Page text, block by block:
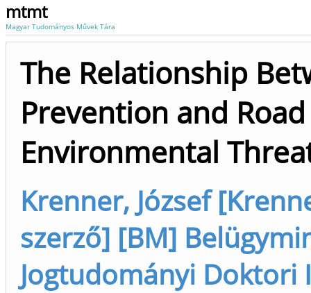
mtmt
Magyar Tudományos Művek Tára
The Relationship
Prevention and
Environmental
Krenner, József
szerző] [BM]
Jogtudományi Doktori